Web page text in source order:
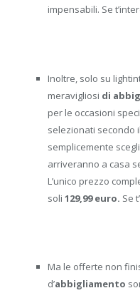
impensabili. Se
Inoltre, solo su
meravigliosi di
per le occasioni
selezionati secondo
semplicemente
arriveranno a casa
L’unico prezzo
soli 129,99 euro. Se
Ma le offerte non
d’abbigliamento